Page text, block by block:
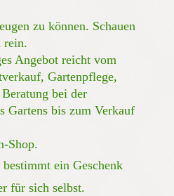
zu können. Schauen
rein.
Angebot reicht vom
Gartenpflege,
bei der
Gartens bis zum Verkauf
Shop.
ein Geschenk
für sich selbst.